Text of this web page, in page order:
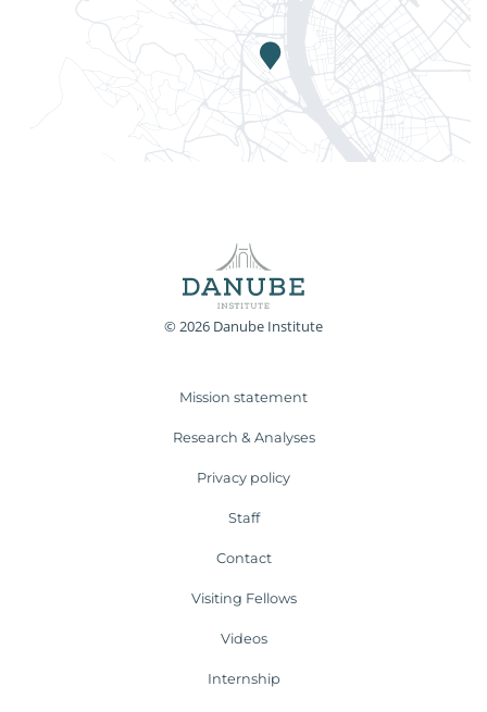
© 2026 Danube Institute
Mission statement
Research & Analyses
Privacy policy
Staff
Contact
Visiting Fellows
Videos
Internship